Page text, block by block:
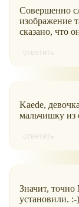
Совершенно
изображение
сказано, что
ответить
Kaede,
мальчишку из
ответить
Значит, точно
установили. :-)